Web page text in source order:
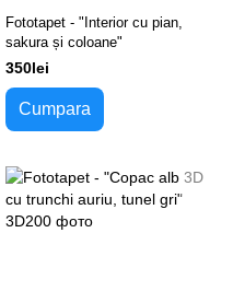
Fototapet - "Interior cu pian,
sakura și coloane"
350lei
Cumpara